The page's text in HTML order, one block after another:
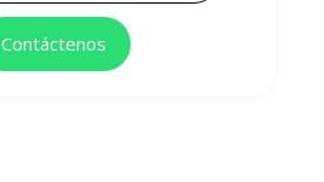
Contáctenos